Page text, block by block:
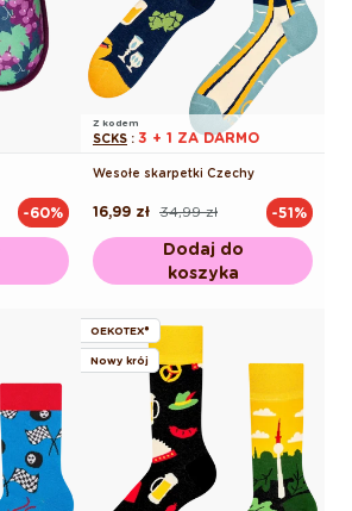
-60%
Z kodem
SCKS : 3 + 1 ZA DARMO
Wesołe skarpetki Czechy
Cena
34,99 zł
Cena
16,99 zł -51%
Dodaj do
koszyka
OEKOTEX®
Nowy krój